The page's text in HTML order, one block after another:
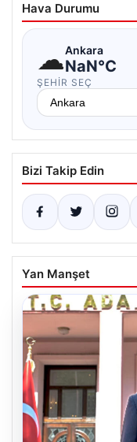
Hava Durumu
☁Ankara
NaN°C
ŞEHIR SEÇ
Bizi Takip Edin
Yan Manşet